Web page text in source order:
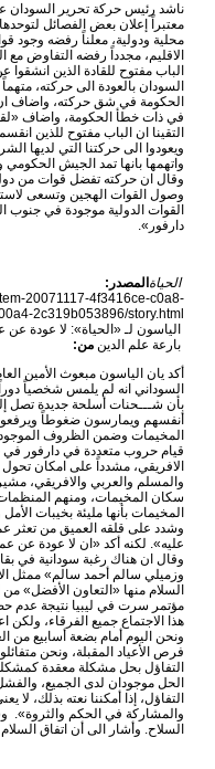
ناشد رئيس حركة تحرير السودان
معتبراً إعلان بعض الفصائل
محلية ودولية، معلناً رفضه وجود
الاقليم، مجدداً رفضه التفاوض
الباب مفتوح للقادة الذين
السودان بالعودة الى حركته،
الحكومة في شق حركته، واضاف
في ذات خطأ الحكومة، واضاف
التقينا ان الباب مفتوح للذين
ويعودوا الى حركتنا التي لديها
واتهمها بانها تمد الجيش الحكومي
وقال ان حركته تفضل قوات من دول
وصول القوات الهجين وتسعى
القوات الدولية موجودة في جنوب
دارفور».
المصدر: الحياة
20071117-4f3416ce-c0a8-
2c319b053896/story.html
الياسون لـ «الحياة»: لا عودة
من: بارعة علم الدين
أكد يان الياسون مبعوث الأمين
السوداني انه لم يلمس شخصياً
بأن شـــحنات أسلحة جديدة تصل
أنفسهم ويمارسون ضغوطاً
المخيمات وضمن الظروف
قيام حروب متعددة في دارفور في
الافريقي، مشدداً على امكان
والمسلم والعربي والافريقي،
سكان المخيمات، ومنهم
المخيمات بأنها مليئة بخيبات
وشدد على قلقه العميق من تعثر
عليه». لكنه أكد «ان لا عودة عن
وقال ان هناك رغبة سودانية في
وزميلي سالم أحمد سالم» ممثل
السلام منها «التعاون الأفضل»
مؤتمر سرت في ليبيا نتيجة عدم
هذا الاجتماع جميع الفرقاء، ولكن
ونحن اليوم أمام بضعة أسابيع من
فرص الأعياد المقبلة، ونحن
التفاؤل بحل مشكلة معقدة
الحل موجودان لدى الجميع،
التفاؤل، إذا أمكننا نعته بذلك،
والمشاركة في الحكم والثروة».
السلاح. وأشار الى أن اتفاق